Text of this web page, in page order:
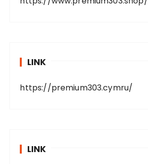
LINK
https://premium303.cymru/
LINK